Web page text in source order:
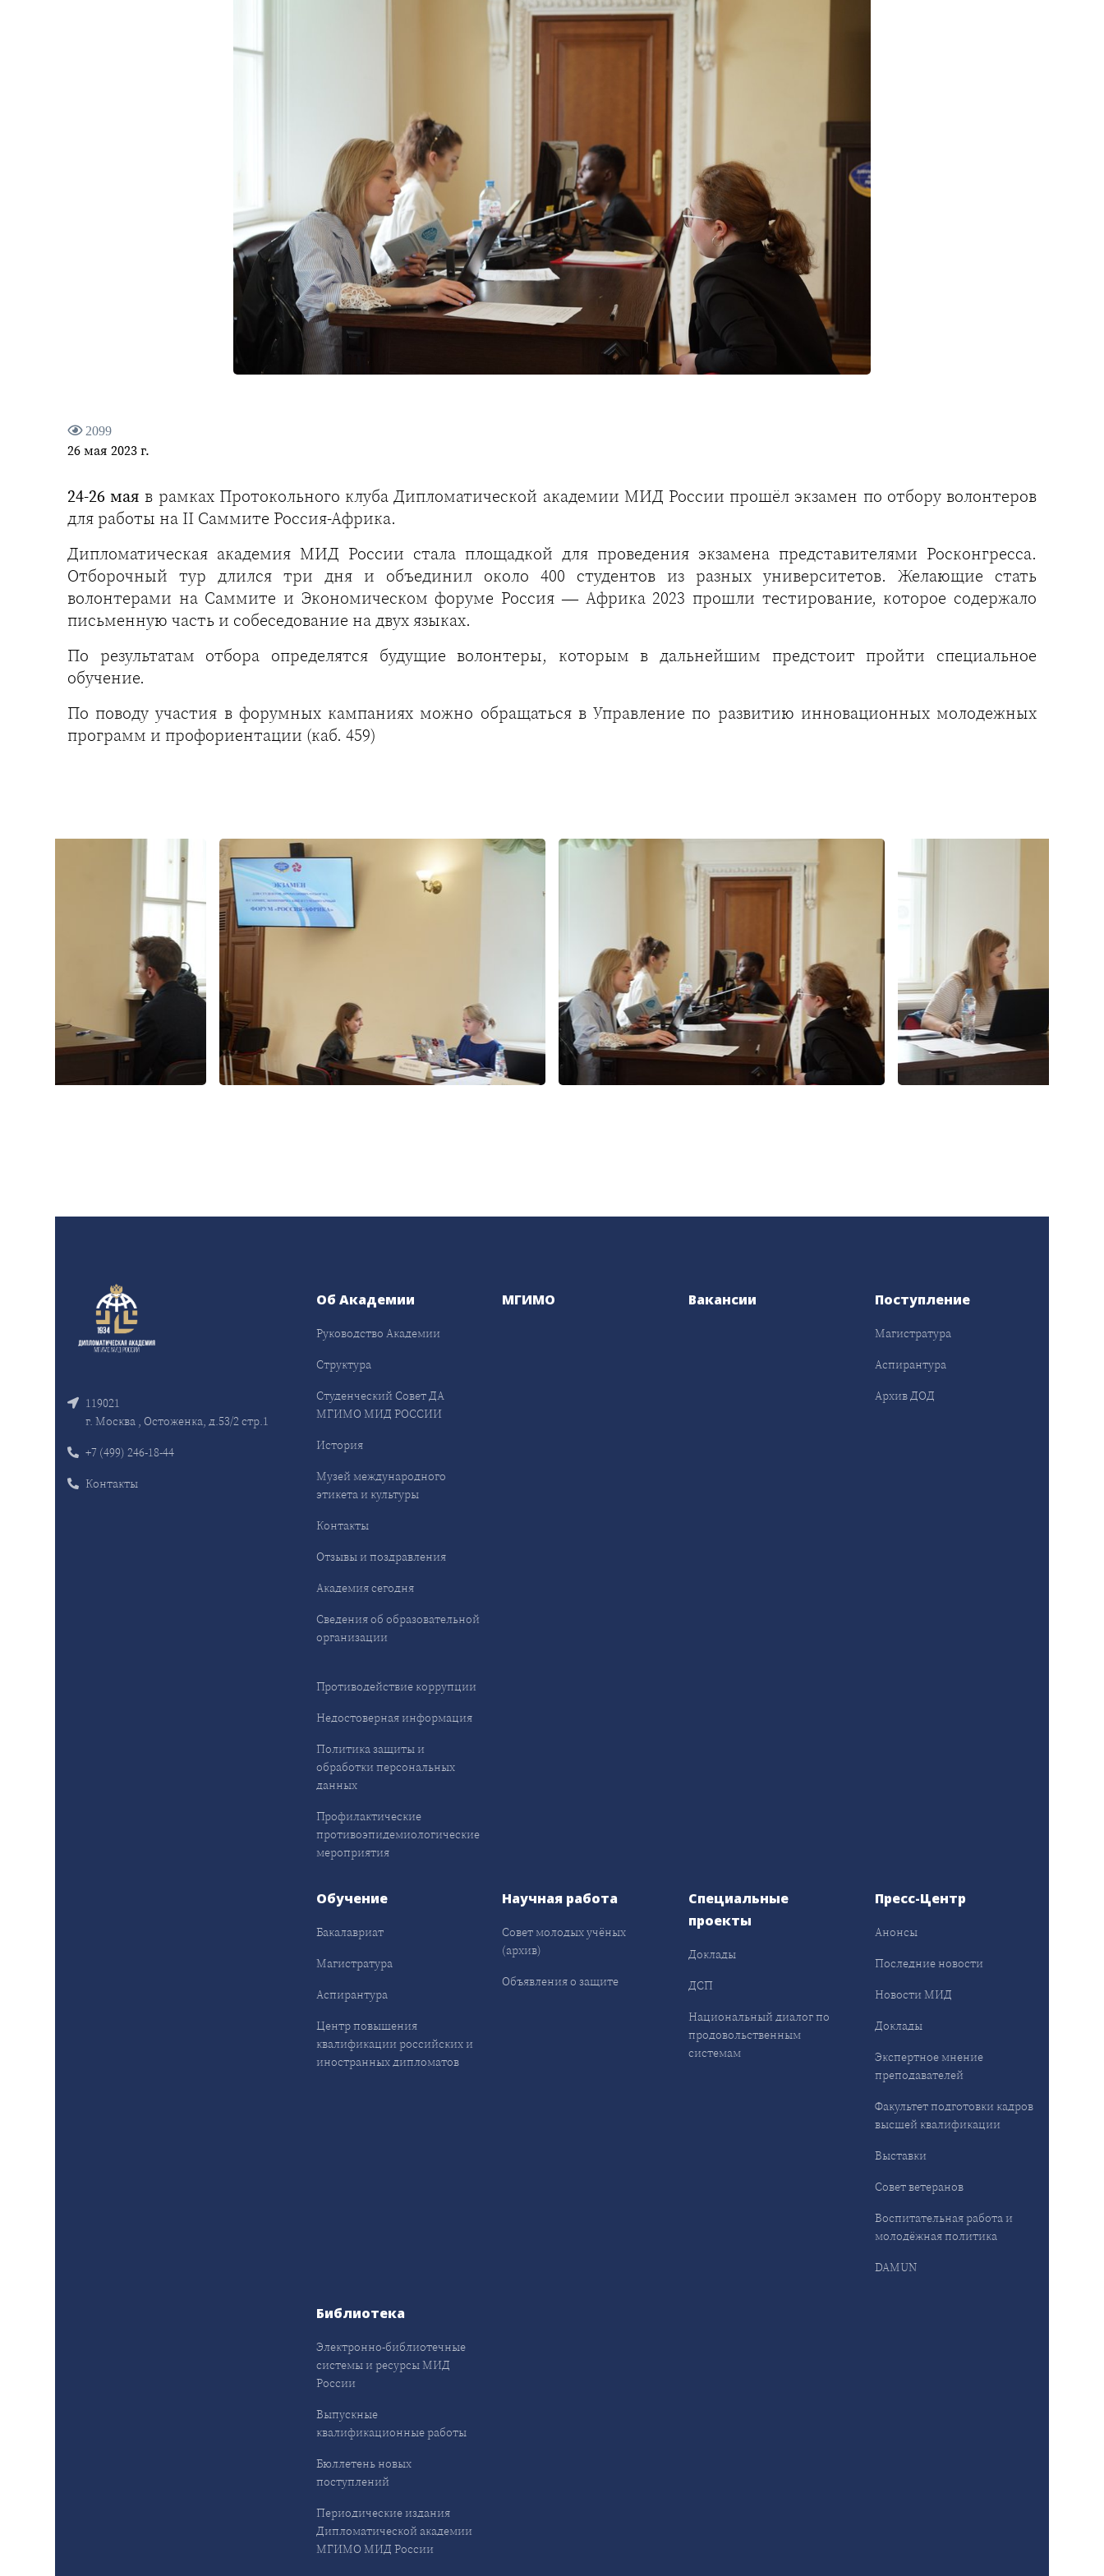
2099
26 мая 2023 г.
24-26 мая в рамках Протокольного клуба Дипломатической академии МИД России прошёл экзамен по отбору волонтеров
для работы на II Саммите Россия-Африка.
Дипломатическая академия МИД России стала площадкой для проведения экзамена представителями Росконгресса.
Отборочный тур длился три дня и объединил около 400 студентов из разных университетов. Желающие стать
волонтерами на Саммите и Экономическом форуме Россия — Африка 2023 прошли тестирование, которое содержало
письменную часть и собеседование на двух языках.
По результатам отбора определятся будущие волонтеры, которым в дальнейшим предстоит пройти специальное
обучение.
По поводу участия в форумных кампаниях можно обращаться в Управление по развитию инновационных молодежных
программ и профориентации (каб. 459)
119021
г. Москва , Остоженка, д.53/2 стр.1
+7 (499) 246-18-44
Контакты
Об Академии
Руководство Академии
Структура
Студенческий Совет ДА
МГИМО МИД РОССИИ
История
Музей международного
этикета и культуры
Контакты
Отзывы и поздравления
Академия сегодня
Сведения об образовательной
организации
Противодействие коррупции
Недостоверная информация
Политика защиты и
обработки персональных
данных
Профилактические
противоэпидемиологические
мероприятия
МГИМО Вакансии Поступление
Магистратура
Аспирантура
Архив ДОД
Обучение
Бакалавриат
Магистратура
Аспирантура
Центр повышения
квалификации российских и
иностранных дипломатов
Научная работа
Совет молодых учёных
(архив)
Объявления о защите
Специальные
проекты
Доклады
ДСП
Национальный диалог по
продовольственным
системам
Пресс-Центр
Анонсы
Последние новости
Новости МИД
Доклады
Экспертное мнение
преподавателей
Факультет подготовки кадров
высшей квалификации
Выставки
Совет ветеранов
Воспитательная работа и
молодёжная политика
DAMUN
Библиотека
Электронно-библиотечные
системы и ресурсы МИД
России
Выпускные
квалификационные работы
Бюллетень новых
поступлений
Периодические издания
Дипломатической академии
МГИМО МИД России